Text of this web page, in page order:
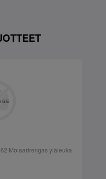
Molaarirengas yläleuka